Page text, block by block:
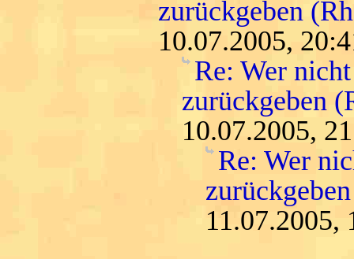
zurückgeben
10.07.2005,
Re: Wer
zurückgeben
10.07.2005,
Re: Wer
11.07.2005,